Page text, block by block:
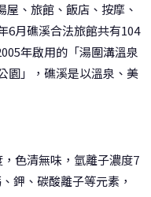
、旅館、飯店、按摩、
6月礁溪合法旅館共有104
年啟用的「湯圍溝溫泉
園」，礁溪是以溫泉、美
色清無味，氫離子濃度7
鉀、碳酸離子等元素，